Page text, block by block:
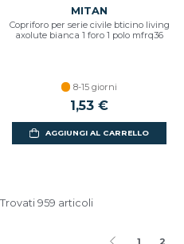
MITAN
Copriforo per serie civile bticino living
axolute bianca 1 foro 1 polo mfrq36
8-15 giorni
1,53 €
AGGIUNGI AL CARRELLO
Trovati 959 articoli
1 2